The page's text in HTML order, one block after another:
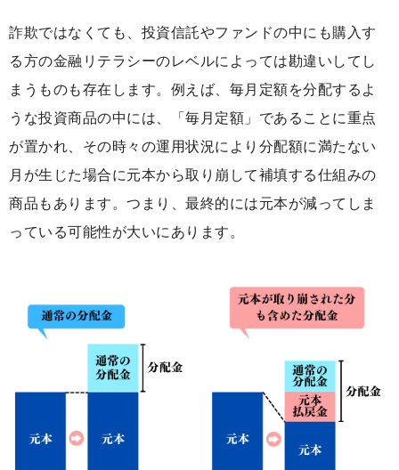
詐欺ではなくても、投資信託やファンドの中にも購入す
る方の金融リテラシーのレベルによっては勘違いしてし
まうものも存在します。例えば、毎月定額を分配するよ
うな投資商品の中には、「毎月定額」であることに重点
が置かれ、その時々の運用状況により分配額に満たない
月が生じた場合に元本から取り崩して補填する仕組みの
商品もあります。つまり、最終的には元本が減ってしま
っている可能性が大いにあります。